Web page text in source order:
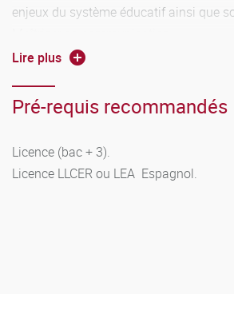
enjeux du système éducatif ainsi que
Maîtriser les compétences numériques
Maîtriser une langue vivante étrangère
en fin de licence.
Lire plus
Pré-requis recommandés
Licence (bac + 3).
Licence LLCER ou LEA Espagnol.